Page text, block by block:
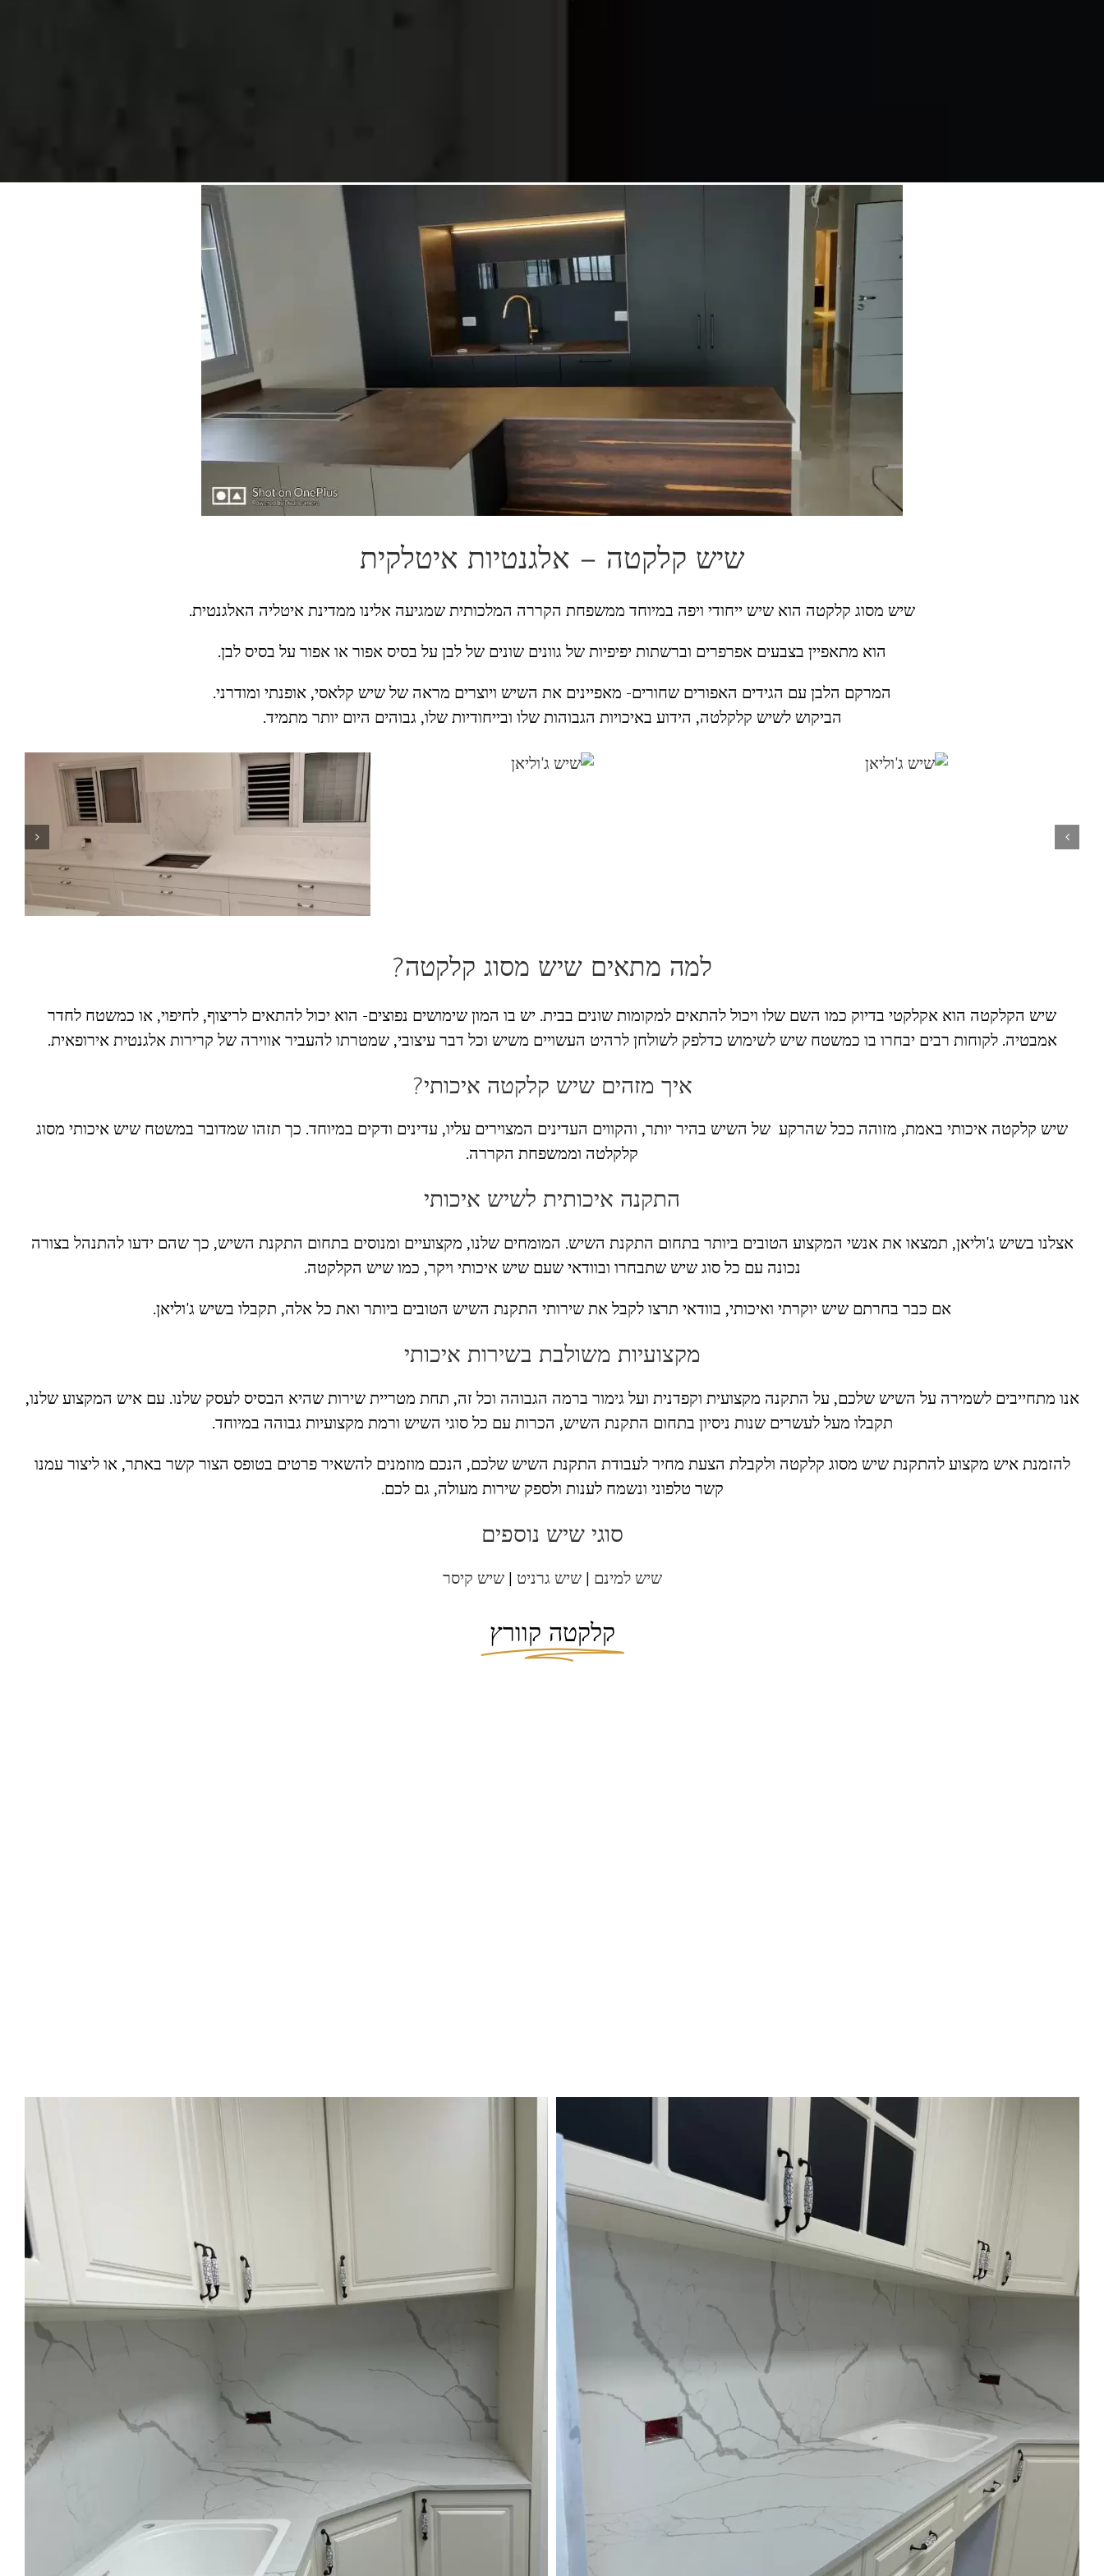
שיש קלקטה – אלגנטיות איטלקית
שיש מסוג קלקטה הוא שיש ייחודי ויפה במיוחד ממשפחת הקררה המלכותית שמגיעה אלינו ממדינת איטליה האלגנטית.
הוא מתאפיין בצבעים אפרפרים וברשתות יפיפיות של גוונים שונים של לבן על בסיס אפור או אפור על בסיס לבן.
המרקם הלבן עם הגידים האפורים שחורים- מאפיינים את השיש ויוצרים מראה של שיש קלאסי, אופנתי ומודרני.
הביקוש לשיש קלקלטה, הידוע באיכויות הגבוהות שלו ובייחודיות שלו, גבוהים היום יותר מתמיד.
למה מתאים שיש מסוג קלקטה?
שיש הקלקטה הוא אקלקטי בדיוק כמו השם שלו ויכול להתאים למקומות שונים בבית. יש בו המון שימושים נפוצים- הוא יכול להתאים לריצוף, לחיפוי, או כמשטח לחדר
אמבטיה. לקוחות רבים יבחרו בו כמשטח שיש לשימוש כדלפק לשולחן לרהיט העשויים משיש וכל דבר עיצובי, שמטרתו להעביר אווירה של קרירות אלגנטית אירופאית.
איך מזהים שיש קלקטה איכותי?
שיש קלקטה איכותי באמת, מזוהה ככל שהרקע של השיש בהיר יותר, והקווים העדינים המצוירים עליו, עדינים ודקים במיוחד. כך תזהו שמדובר במשטח שיש איכותי מסוג
קלקלטה וממשפחת הקררה.
התקנה איכותית לשיש איכותי
אצלנו בשיש ג'וליאן, תמצאו את אנשי המקצוע הטובים ביותר בתחום התקנת השיש. המומחים שלנו, מקצועיים ומנוסים בתחום התקנת השיש, כך שהם ידעו להתנהל בצורה
נכונה עם כל סוג שיש שתבחרו ובוודאי שעם שיש איכותי ויקר, כמו שיש הקלקטה.
אם כבר בחרתם שיש יוקרתי ואיכותי, בוודאי תרצו לקבל את שירותי התקנת השיש הטובים ביותר ואת כל אלה, תקבלו בשיש ג'וליאן.
מקצועיות משולבת בשירות איכותי
אנו מתחייבים לשמירה על השיש שלכם, על התקנה מקצועית וקפדנית ועל גימור ברמה הגבוהה וכל זה, תחת מטריית שירות שהיא הבסיס לעסק שלנו. עם איש המקצוע שלנו,
תקבלו מעל לעשרים שנות ניסיון בתחום התקנת השיש, הכרות עם כל סוגי השיש ורמת מקצועיות גבוהה במיוחד.
להזמנת איש מקצוע להתקנת שיש מסוג קלקטה ולקבלת הצעת מחיר לעבודת התקנת השיש שלכם, הנכם מוזמנים להשאיר פרטים בטופס הצור קשר באתר, או ליצור עמנו
קשר טלפוני ונשמח לענות ולספק שירות מעולה, גם לכם.
סוגי שיש נוספים
שיש למינם |שיש גרניט |שיש קיסר
קלקטה קוורץ